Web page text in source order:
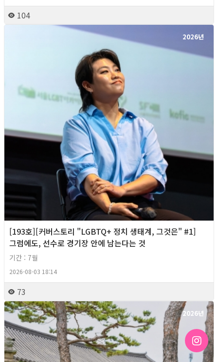
104
2026년
[193호][커버스토리 "LGBTQ+ 정치 생태계, 그것은" #1]
그럼에도, 선수로 경기장 안에 남는다는 것
기간 : 7월
2026-08-03 18:14
73
2026년